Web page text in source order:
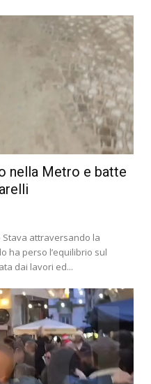
nella Metro e batte
attraversando la
ha perso l’equilibrio sul
dai lavori ed...